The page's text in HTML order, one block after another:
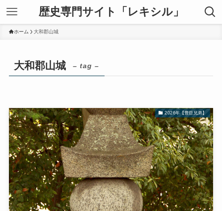
歴史専門サイト「レキシル」
ホーム 大和郡山城
大和郡山城 – tag –
2026年【豊臣兄弟】